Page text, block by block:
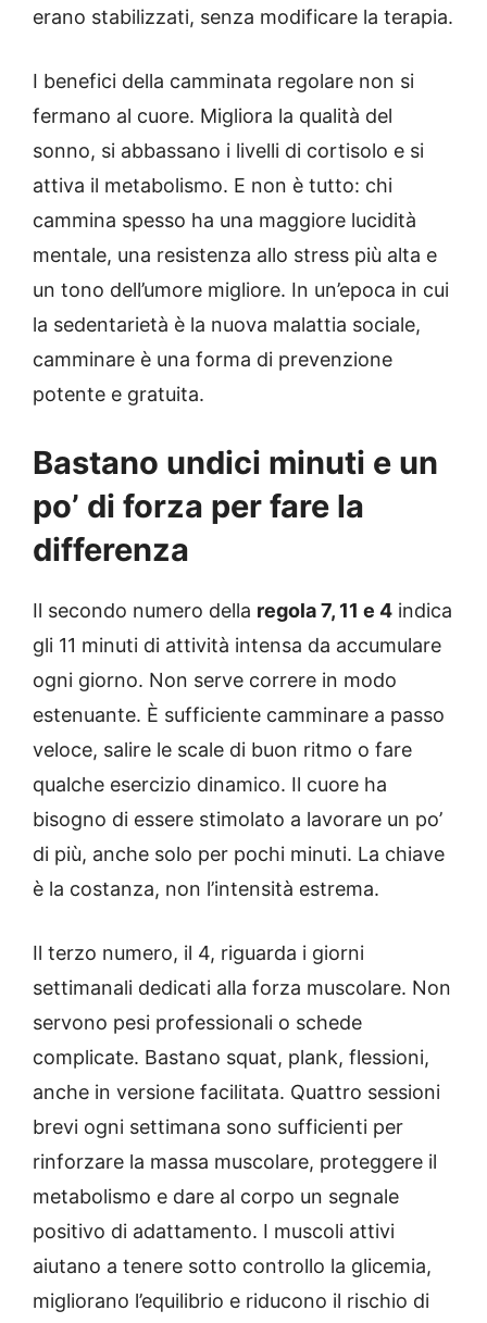
erano stabilizzati, senza modificare la terapia.
I benefici della camminata regolare non si
fermano al cuore. Migliora la qualità del
sonno, si abbassano i livelli di cortisolo e si
attiva il metabolismo. E non è tutto: chi
cammina spesso ha una maggiore lucidità
mentale, una resistenza allo stress più alta e
un tono dell’umore migliore. In un’epoca in cui
la sedentarietà è la nuova malattia sociale,
camminare è una forma di prevenzione
potente e gratuita.
Bastano undici minuti e un
po’ di forza per fare la
differenza
Il secondo numero della regola 7, 11 e 4 indica
gli 11 minuti di attività intensa da accumulare
ogni giorno. Non serve correre in modo
estenuante. È sufficiente camminare a passo
veloce, salire le scale di buon ritmo o fare
qualche esercizio dinamico. Il cuore ha
bisogno di essere stimolato a lavorare un po’
di più, anche solo per pochi minuti. La chiave
è la costanza, non l’intensità estrema.
Il terzo numero, il 4, riguarda i giorni
settimanali dedicati alla forza muscolare. Non
servono pesi professionali o schede
complicate. Bastano squat, plank, flessioni,
anche in versione facilitata. Quattro sessioni
brevi ogni settimana sono sufficienti per
rinforzare la massa muscolare, proteggere il
metabolismo e dare al corpo un segnale
positivo di adattamento. I muscoli attivi
aiutano a tenere sotto controllo la glicemia,
migliorano l’equilibrio e riducono il rischio di